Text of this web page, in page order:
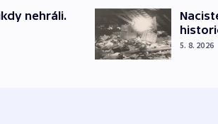
nehráli.
5. 8. 2026